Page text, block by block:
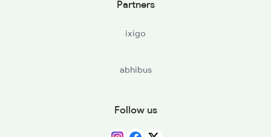
Partners
ixigo
abhibus
Follow us